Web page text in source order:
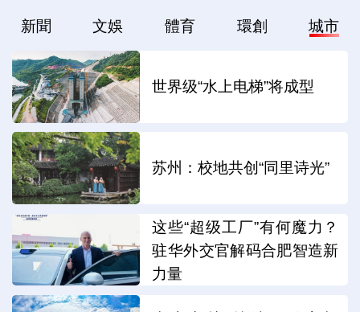
新聞 文娛 體育 環創 城市
世界级“水上电梯”将成型
苏州：校地共创“同里诗光”
这些“超级工厂”有何魔力？
驻华外交官解码合肥智造新
力量